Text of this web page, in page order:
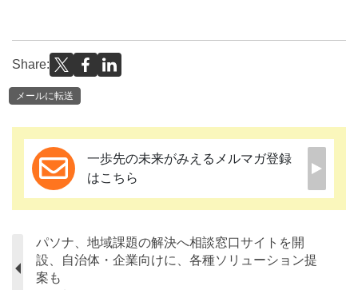
Share:
メールに転送
一歩先の未来がみえるメルマガ登録
はこちら
パソナ、地域課題の解決へ相談窓口サイトを開
設、自治体・企業向けに、各種ソリューション提
案も